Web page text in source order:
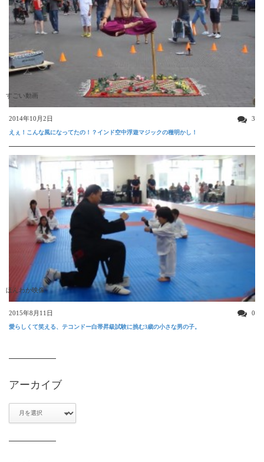
すごい動画
2014年10月2日 3
えぇ！こんな風になってたの！？インド空中浮遊マジックの種明かし！
ほんわか映像
2015年8月11日 0
愛らしくて笑える、テコンドー白帯昇級試験に挑む3歳の小さな男の子。
アーカイブ